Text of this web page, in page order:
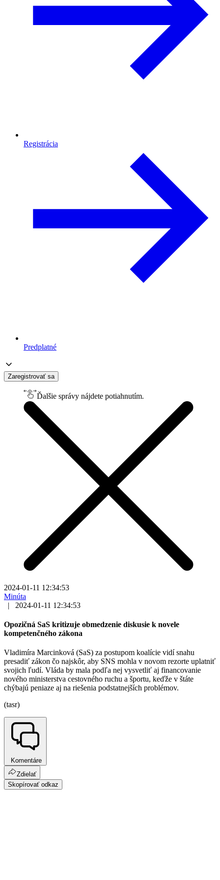
Registrácia
Predplatné
Zaregistrovať sa
Ďalšie správy nájdete potiahnutím.
2024-01-11 12:34:53
Minúta
|
2024-01-11 12:34:53
Opozičná SaS kritizuje obmedzenie diskusie k novele
kompetenčného zákona
Vladimíra Marcinková (SaS) za postupom koalície vidí snahu
presadiť zákon čo najskôr, aby SNS mohla v novom rezorte uplatniť
svojich ľudí. Vláda by mala podľa nej vysvetliť aj financovanie
nového ministerstva cestovného ruchu a športu, keďže v štáte
chýbajú peniaze aj na riešenia podstatnejších problémov.
(tasr)
Komentáre
Zdielať
Skopírovať odkaz